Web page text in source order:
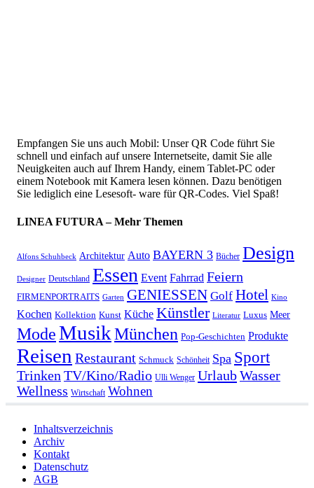
Empfangen Sie uns auch Mobil: Unser QR Code führt Sie
schnell und einfach auf unsere Internetseite, damit Sie alle
Neuigkeiten auch auf Ihrem Handy, einem Tablet-PC oder
einem Notebook mit Kamera lesen können. Dazu benötigen
Sie lediglich eine Lesesoft- ware für QR-Codes. Viel Spaß!
LINEA FUTURA – Mehr Themen
Alfons Schuhbeck Architektur Auto BAYERN 3 Bücher Design
Designer Deutschland Essen Event Fahrrad Feiern
FIRMENPORTRAITS Garten GENIESSEN Golf Hotel Kino
Kochen Kollektion Kunst Küche Künstler Literatur Luxus Meer
ModeMusikMünchen Pop-Geschichten Produkte
Reisen Restaurant Schmuck Schönheit Spa Sport
Trinken TV/Kino/Radio Ulli Wenger UrlaubWasser
Wellness Wirtschaft Wohnen
Inhaltsverzeichnis
Archiv
Kontakt
Datenschutz
AGB